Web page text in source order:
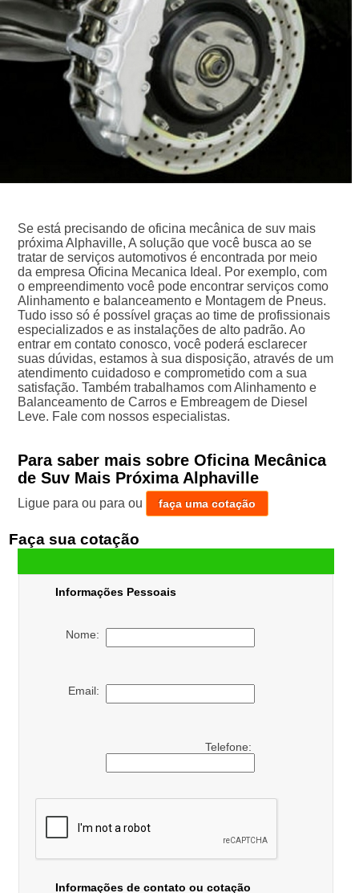
Se está precisando de oficina mecânica de suv mais
próxima Alphaville, A solução que você busca ao se
tratar de serviços automotivos é encontrada por meio
da empresa Oficina Mecanica Ideal. Por exemplo, com
o empreendimento você pode encontrar serviços como
Alinhamento e balanceamento e Montagem de Pneus.
Tudo isso só é possível graças ao time de profissionais
especializados e as instalações de alto padrão. Ao
entrar em contato conosco, você poderá esclarecer
suas dúvidas, estamos à sua disposição, através de um
atendimento cuidadoso e comprometido com a sua
satisfação. Também trabalhamos com Alinhamento e
Balanceamento de Carros e Embreagem de Diesel
Leve. Fale com nossos especialistas.
Para saber mais sobre Oficina Mecânica
de Suv Mais Próxima Alphaville
Ligue para ou para ou faça uma cotação
Faça sua cotação
Informações Pessoais
Nome:
Email:
Telefone:
Informações de contato ou cotação